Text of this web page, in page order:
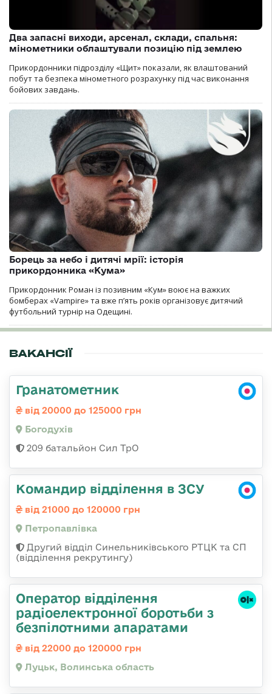
Два запасні виходи, арсенал, склади, спальня:
мінометники облаштували позицію під землею
Прикордонники підрозділу «Щит» показали, як влаштований
побут та безпека мінометного розрахунку під час виконання
бойових завдань.
Борець за небо і дитячі мрії: історія
прикордонника «Кума»
Прикордонник Роман із позивним «Кум» воює на важких
бомберах «Vampire» та вже п’ять років організовує дитячий
футбольний турнір на Одещині.
ВАКАНСІЇ
Гранатометник
від 20000 до 125000 грн
Богодухів
209 батальйон Сил ТрО
Командир відділення в ЗСУ
від 21000 до 120000 грн
Петропавлівка
Другий відділ Синельниківського РТЦК та СП
(відділення рекрутингу)
Оператор відділення
радіоелектронної боротьби з
безпілотними апаратами
від 22000 до 120000 грн
Луцьк, Волинська область